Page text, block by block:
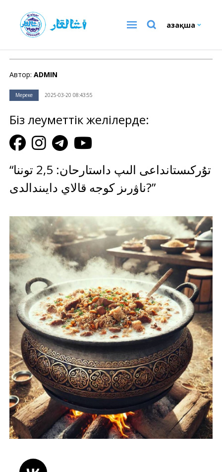
Қазақша
Автор: ADMIN
Мереке 2025-03-20 08:43:55
Біз әлеуметтік желілерде:
“تۇركىستانداعى الىپ داستارحان: 2,5 توننا
ناۋرىز كوجە قالاي دايىندالدى?”